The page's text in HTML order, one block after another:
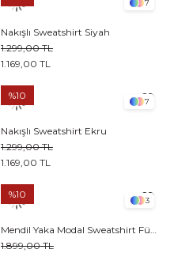
7
Nakışlı Sweatshirt Siyah
1.169,00 TL
1.299,00 TL
7
Nakışlı Sweatshirt Ekru
1.169,00 TL
1.299,00 TL
%10
3
1.899,00 TL
%10